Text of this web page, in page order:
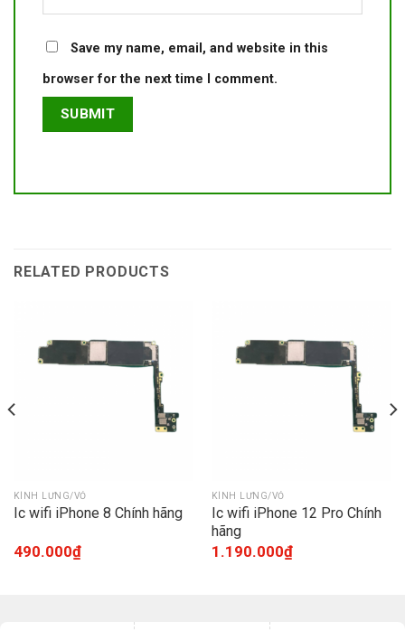
Save my name, email, and website in this
browser for the next time I comment.
RELATED PRODUCTS
KÍNH LƯNG/VỎ
Ic wifi iPhone 8 Chính hãng
490.000₫
KÍNH LƯNG/VỎ
Ic wifi iPhone 12 Pro Chính
hãng
1.190.000₫